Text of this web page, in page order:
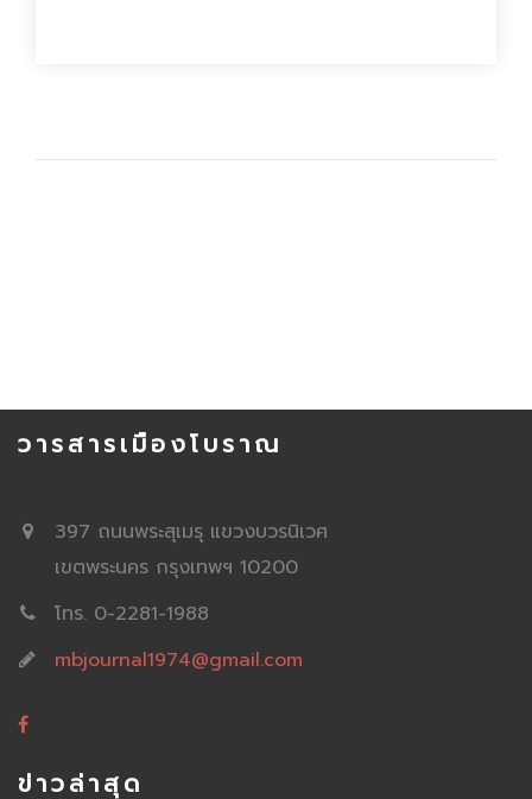
วารสารเมืองโบราณ
397 ถนนพระสุเมรุ แขวงบวรนิเวศ
เขตพระนคร กรุงเทพฯ 10200
โทร. 0-2281-1988
mbjournal1974@gmail.com
ข่าวล่าสุด